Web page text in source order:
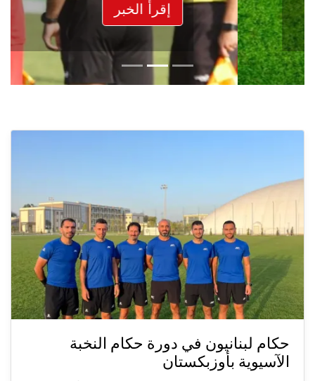
إقرأ الخبر
حكام لبنانيون في دورة حكام النخبة
الآسيوية بأوزبكستان